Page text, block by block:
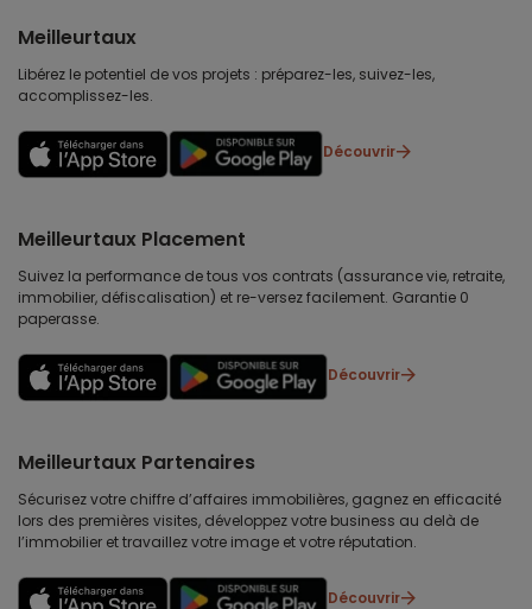
Meilleurtaux
Libérez le potentiel de vos projets : préparez-les, suivez-les,
accomplissez-les.
Découvrir
Meilleurtaux Placement
Suivez la performance de tous vos contrats (assurance vie, retraite,
immobilier, défiscalisation) et re-versez facilement. Garantie 0
paperasse.
Découvrir
Meilleurtaux Partenaires
Sécurisez votre chiffre d’affaires immobilières, gagnez en efficacité
lors des premières visites, développez votre business au delà de
l’immobilier et travaillez votre image et votre réputation.
Découvrir